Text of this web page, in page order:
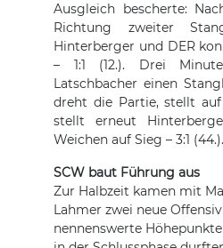
Ausgleich bescherte:
Richtung zweiter
Hinterberger und DER
– 1:1 (12.). Drei
Latschbacher einen
dreht die Partie, stellt
stellt erneut
Weichen auf Sieg – 3:1 (44.).
SCW baut Führung aus
Zur Halbzeit kamen mit
Lahmer zwei neue
nennenswerte